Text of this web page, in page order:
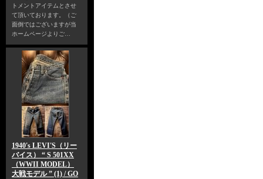
トメントアイテムとさせ
て頂いております。（ご
面倒ではございますが当
ホームページよりご…
1940's LEVI'S（リー
バイス） “ S 501XX
（WWII MODEL）
大戦モデル ” (1) / GO